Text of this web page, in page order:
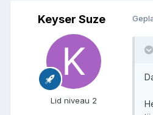
Keyser Suze
Lid niveau 2